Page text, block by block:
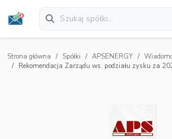
Strona główna Spółki APSENERGY
Rekomendacja Zarządu ws. podziału zysku za